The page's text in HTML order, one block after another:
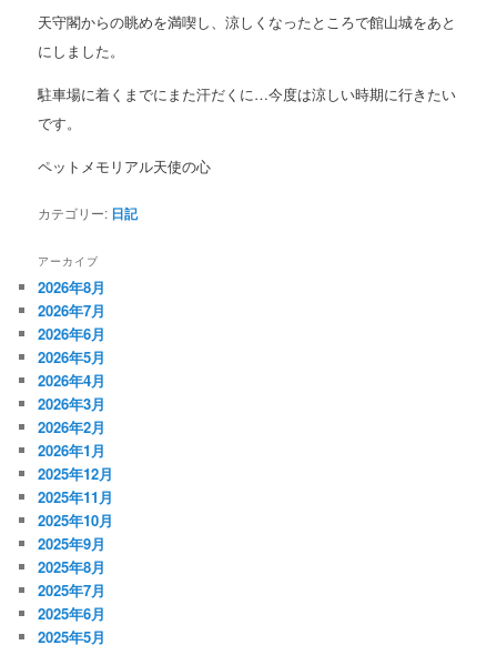
天守閣からの眺めを満喫し、涼しくなったところで館山城をあと
にしました。
駐車場に着くまでにまた汗だくに…今度は涼しい時期に行きたい
です。
ペットメモリアル天使の心
カテゴリー: 日記
アーカイブ
2026年8月
2026年7月
2026年6月
2026年5月
2026年4月
2026年3月
2026年2月
2026年1月
2025年12月
2025年11月
2025年10月
2025年9月
2025年8月
2025年7月
2025年6月
2025年5月